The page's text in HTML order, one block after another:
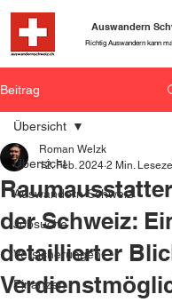
Richtig Auswandern kann
Auswandern
Beitrag
Übersicht
Auswandern Schweiz
Jobsuche
Versicherungen
Finanzen
Übersicht
der Schweiz:
detaillierter
Roman Welzk
12. Feb. 2024 2 Min.